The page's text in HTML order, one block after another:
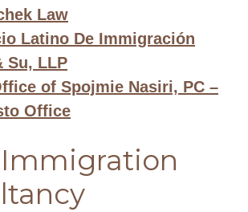
Law
Latino De Immigración
Su, LLP
of Spojmie Nasiri, PC –
Office